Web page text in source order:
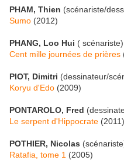
PHAM, Thien (scénariste/
Sumo (2012)
PHANG, Loo Hui (
Cent mille journées de prières
PIOT, Dimitri (dessinateur/
Koryu d'Edo (2009)
PONTAROLO, Fred
Le serpent d'Hippocrate (2011)
POTHIER, Nicolas
Ratafia, tome 1 (2005)